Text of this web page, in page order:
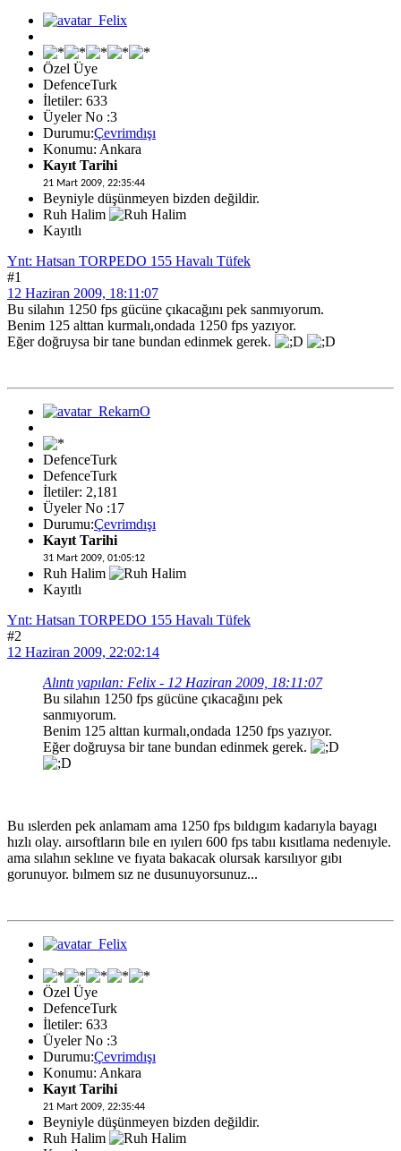
Özel Üye
DefenceTurk
İletiler: 633
Üyeler No :3
Durumu:Çevrimdışı
Konumu: Ankara
Kayıt Tarihi
21 Mart 2009, 22:35:44
Beyniyle düşünmeyen bizden değildir.
Ruh Halim
Kayıtlı
Ynt: Hatsan TORPEDO 155 Havalı Tüfek
#1
12 Haziran 2009, 18:11:07
Bu silahın 1250 fps gücüne çıkacağını pek sanmıyorum.
Benim 125 alttan kurmalı,ondada 1250 fps yazıyor.
Eğer doğruysa bir tane bundan edinmek gerek.
DefenceTurk
DefenceTurk
İletiler: 2,181
Üyeler No :17
Durumu:Çevrimdışı
Kayıt Tarihi
31 Mart 2009, 01:05:12
Ruh Halim
Kayıtlı
Ynt: Hatsan TORPEDO 155 Havalı Tüfek
#2
12 Haziran 2009, 22:02:14
Alıntı yapılan: Felix - 12 Haziran 2009, 18:11:07
Bu silahın 1250 fps gücüne çıkacağını pek
sanmıyorum.
Benim 125 alttan kurmalı,ondada 1250 fps yazıyor.
Eğer doğruysa bir tane bundan edinmek gerek.
Bu ıslerden pek anlamam ama 1250 fps bıldıgım kadarıyla bayagı
hızlı olay. aırsoftların bıle en ıyılerı 600 fps tabıı kısıtlama nedenıyle.
ama sılahın seklıne ve fıyata bakacak olursak karsılıyor gıbı
gorunuyor. bılmem sız ne dusunuyorsunuz...
Özel Üye
DefenceTurk
İletiler: 633
Üyeler No :3
Durumu:Çevrimdışı
Konumu: Ankara
Kayıt Tarihi
21 Mart 2009, 22:35:44
Beyniyle düşünmeyen bizden değildir.
Ruh Halim